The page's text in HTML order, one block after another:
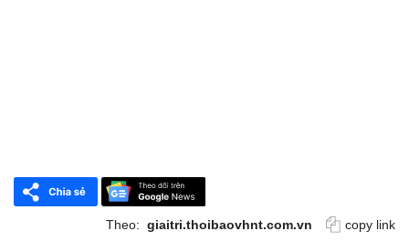
Theo: giaitri.thoibaovhnt.com.vn copy link